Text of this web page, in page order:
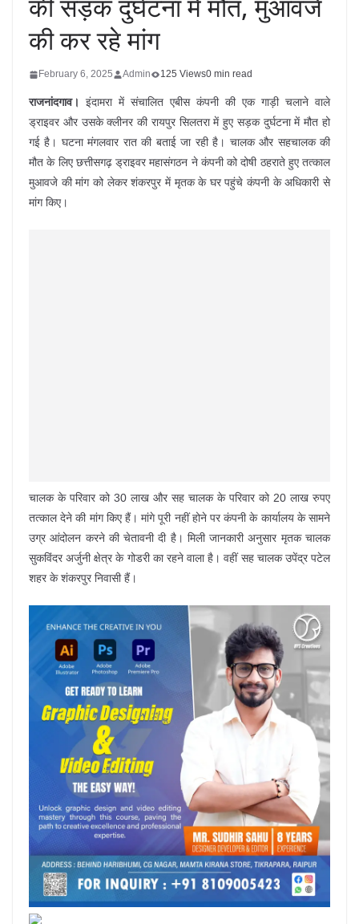
की सड़क दुर्घटना में मौत, मुआवजे
की कर रहे मांग
February 6, 2025 Admin 125 Views0 min read
राजनांदगाव।
इंदामरा में संचालित एबीस कंपनी की एक गाड़ी चलाने वाले
ड्राइवर और उसके क्लीनर की रायपुर सिलतरा में हुए सड़क दुर्घटना में मौत हो
गई है। घटना मंगलवार रात की बताई जा रही है। चालक और सहचालक की
मौत के लिए छत्तीसगढ़ ड्राइवर महासंगठन ने कंपनी को दोषी ठहराते हुए तत्काल
मुआवजे की मांग को लेकर शंकरपुर में मृतक के घर पहुंचे कंपनी के अधिकारी से
मांग किए।
चालक के परिवार को 30 लाख और सह चालक के परिवार को 20 लाख रुपए
तत्काल देने की मांग किए हैं। मांगे पूरी नहीं होने पर कंपनी के कार्यालय के सामने
उग्र आंदोलन करने की चेतावनी दी है। मिली जानकारी अनुसार मृतक चालक
सुकविंदर अर्जुनी क्षेत्र के गोडरी का रहने वाला है। वहीं सह चालक उपेंद्र पटेल
शहर के शंकरपुर निवासी हैं।